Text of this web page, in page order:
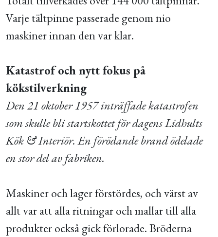
Varje tältpinne passerade genom nio
maskiner innan den var klar.
Katastrof och nytt fokus på
kökstilverkning
Den 21 oktober 1957 inträffade katastrofen
som skulle bli startskottet för dagens Lidhults
Kök & Interiör. En förödande brand ödelade
en stor del av fabriken.
Maskiner och lager förstördes, och värst av
allt var att alla ritningar och mallar till alla
produkter också gick förlorade. Bröderna